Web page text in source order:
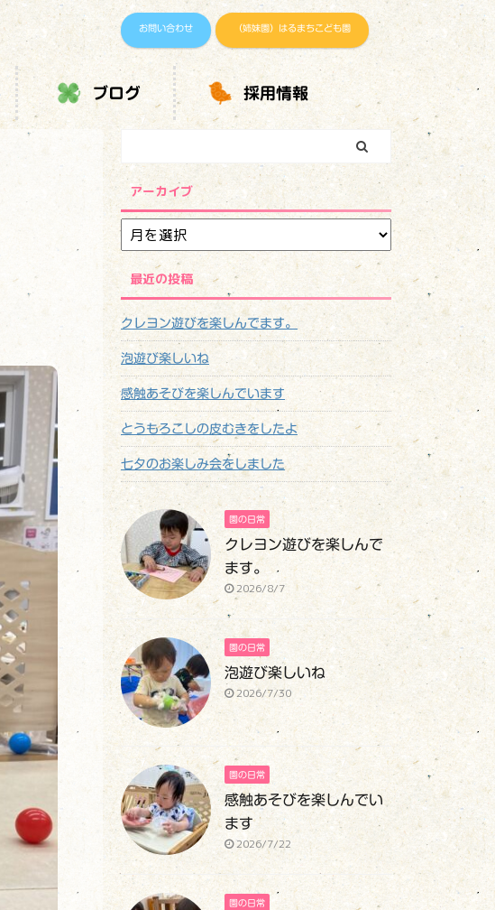
お問い合わせ （姉妹園）はるまちこども園
ブログ 採用情報
アーカイブ
最近の投稿
クレヨン遊びを楽しんでます。
泡遊び楽しいね
感触あそびを楽しんでいます
とうもろこしの皮むきをしたよ
七夕のお楽しみ会をしました
園の日常
クレヨン遊びを楽しんで
ます。
2026/8/7
園の日常
泡遊び楽しいね
2026/7/30
園の日常
感触あそびを楽しんでい
ます
2026/7/22
園の日常